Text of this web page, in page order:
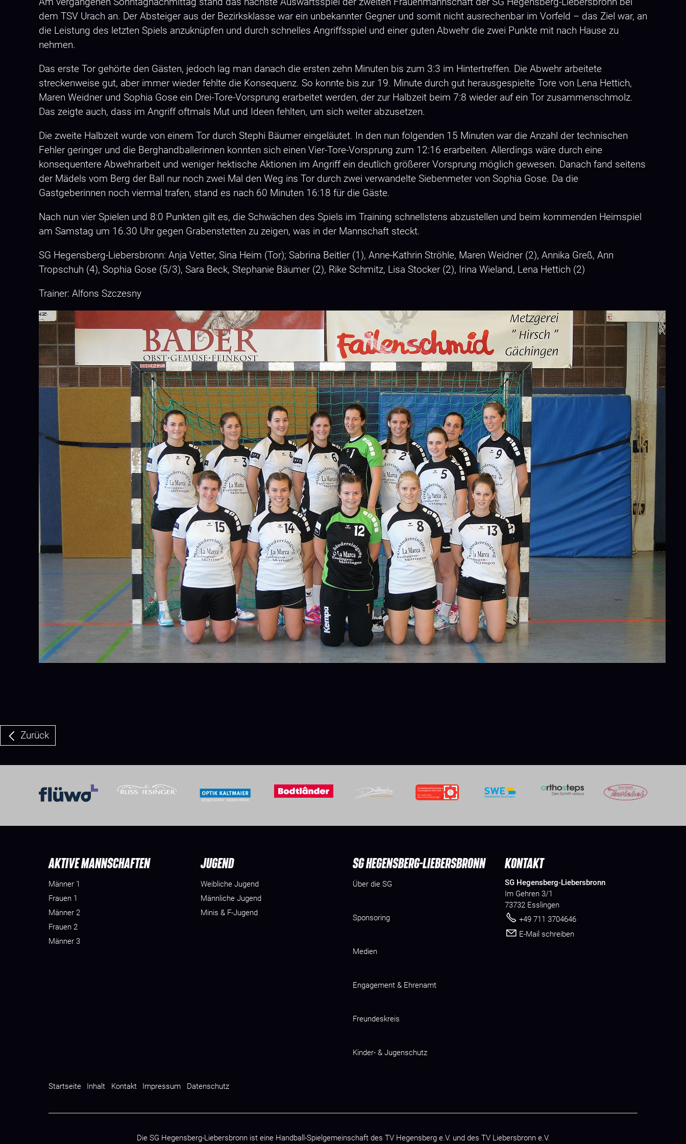
dem TSV Urach an. Der Absteiger aus der Bezirksklasse war ein unbekannter Gegner und somit nicht ausrechenbar im Vorfeld – das Ziel war, an
die Leistung des letzten Spiels anzuknüpfen und durch schnelles Angriffsspiel und einer guten Abwehr die zwei Punkte mit nach Hause zu
nehmen.
Das erste Tor gehörte den Gästen, jedoch lag man danach die ersten zehn Minuten bis zum 3:3 im Hintertreffen. Die Abwehr arbeitete
streckenweise gut, aber immer wieder fehlte die Konsequenz. So konnte bis zur 19. Minute durch gut herausgespielte Tore von Lena Hettich,
Maren Weidner und Sophia Gose ein Drei-Tore-Vorsprung erarbeitet werden, der zur Halbzeit beim 7:8 wieder auf ein Tor zusammenschmolz.
Das zeigte auch, dass im Angriff oftmals Mut und Ideen fehlten, um sich weiter abzusetzen.
Die zweite Halbzeit wurde von einem Tor durch Stephi Bäumer eingeläutet. In den nun folgenden 15 Minuten war die Anzahl der technischen
Fehler geringer und die Berghandballerinnen konnten sich einen Vier-Tore-Vorsprung zum 12:16 erarbeiten. Allerdings wäre durch eine
konsequentere Abwehrarbeit und weniger hektische Aktionen im Angriff ein deutlich größerer Vorsprung möglich gewesen. Danach fand seitens
der Mädels vom Berg der Ball nur noch zwei Mal den Weg ins Tor durch zwei verwandelte Siebenmeter von Sophia Gose. Da die
Gastgeberinnen noch viermal trafen, stand es nach 60 Minuten 16:18 für die Gäste.
Nach nun vier Spielen und 8:0 Punkten gilt es, die Schwächen des Spiels im Training schnellstens abzustellen und beim kommenden Heimspiel
am Samstag um 16.30 Uhr gegen Grabenstetten zu zeigen, was in der Mannschaft steckt.
SG Hegensberg-Liebersbronn: Anja Vetter, Sina Heim (Tor); Sabrina Beitler (1), Anne-Kathrin Ströhle, Maren Weidner (2), Annika Greß, Ann
Tropschuh (4), Sophia Gose (5/3), Sara Beck, Stephanie Bäumer (2), Rike Schmitz, Lisa Stocker (2), Irina Wieland, Lena Hettich (2)
Trainer: Alfons Szczesny
Zurück
AKTIVE MANNSCHAFTEN
Männer 1
Frauen 1
Männer 2
Frauen 2
Männer 3
JUGEND
Weibliche Jugend
Männliche Jugend
Minis & F-Jugend
SG HEGENSBERG-LIEBERSBRONN
Über die SG
Sponsoring
Medien
Engagement & Ehrenamt
Freundeskreis
Kinder- & Jugenschutz
KONTAKT
SG Hegensberg-Liebersbronn
Im Gehren 3/1
73732 Esslingen
+49 711 3704646
E-Mail schreiben
Startseite Inhalt Kontakt Impressum Datenschutz
Die SG Hegensberg-Liebersbronn ist eine Handball-Spielgemeinschaft des TV Hegensberg e.V. und des TV Liebersbronn e.V.